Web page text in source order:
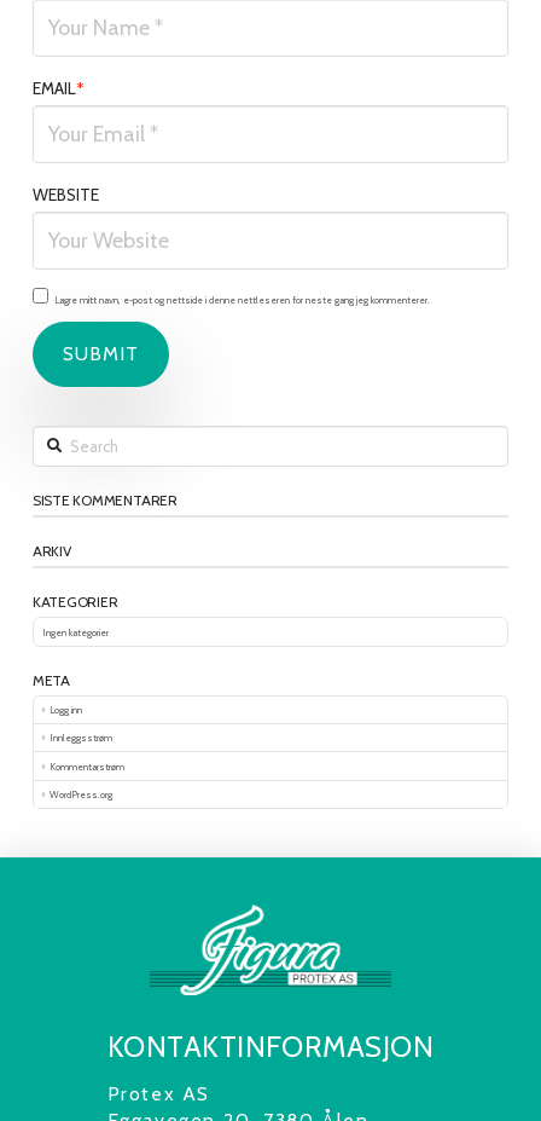
EMAIL*
WEBSITE
Lagre mitt navn, e-post og nettside i denne nettleseren for neste gang jeg kommenterer.
Search
SISTE KOMMENTARER
ARKIV
KATEGORIER
Ingen kategorier
META
Logg inn
Innleggsstrøm
Kommentarstrøm
WordPress.org
KONTAKTINFORMASJON
Protex AS